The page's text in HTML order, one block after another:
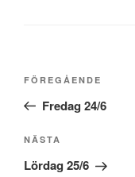
Inläggsnavigering
Föregående
inlägg
FÖREGÅENDE
Fredag 24/6
Nästa
inlägg
NÄSTA
Lördag 25/6